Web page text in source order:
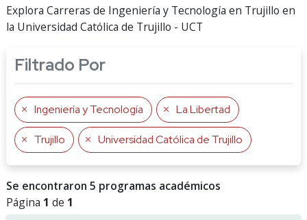
Explora Carreras de Ingeniería y Tecnología en Trujillo en
la Universidad Católica de Trujillo - UCT
Filtrado Por
Ingeniería y Tecnología La Libertad
Trujillo Universidad Católica de Trujillo
Se encontraron 5 programas académicos
Página 1 de 1